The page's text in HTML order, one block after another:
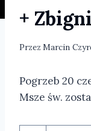
+
Przez Marcin
Pogrzeb 20
Msze św.